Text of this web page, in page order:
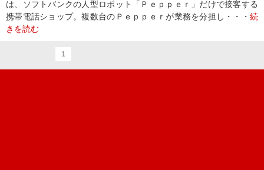
は、ソフトバンクの人型ロボット「Ｐｅｐｐｅｒ」だけで接客する
携帯電話ショップ。複数台のＰｅｐｐｅｒが業務を分担し・・・ 続
きを読む
1